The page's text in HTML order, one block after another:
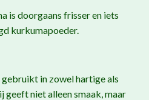
is doorgaans frisser en iets
kurkumapoeder.
in zowel hartige als
geeft niet alleen smaak, maar